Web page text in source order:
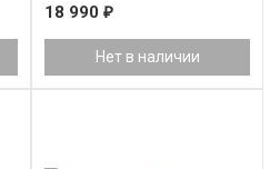
18 990 ₽
Нет в наличии